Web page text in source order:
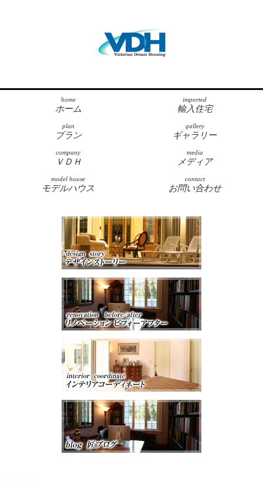
home
ホーム
imported
輸入住宅
plan
プラン
gallery
ギャラリー
company
ＶＤＨ
media
メディア
model house
モデルハウス
contact
お問い合わせ